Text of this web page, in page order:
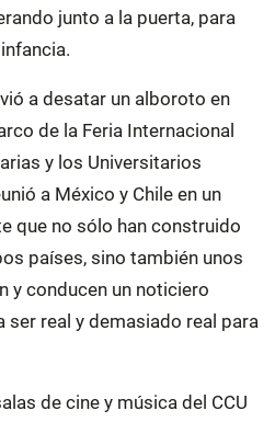
junto a la puerta, para
a desatar un alboroto en
de la Feria Internacional
y los Universitarios
a México y Chile en un
que no sólo han construido
países, sino también unos
y conducen un noticiero
real y demasiado real para
de cine y música del CCU